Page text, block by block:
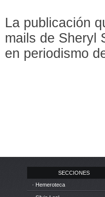
La publicación
mails de Sheryl
en periodismo
SECCIONES
· Hemeroteca